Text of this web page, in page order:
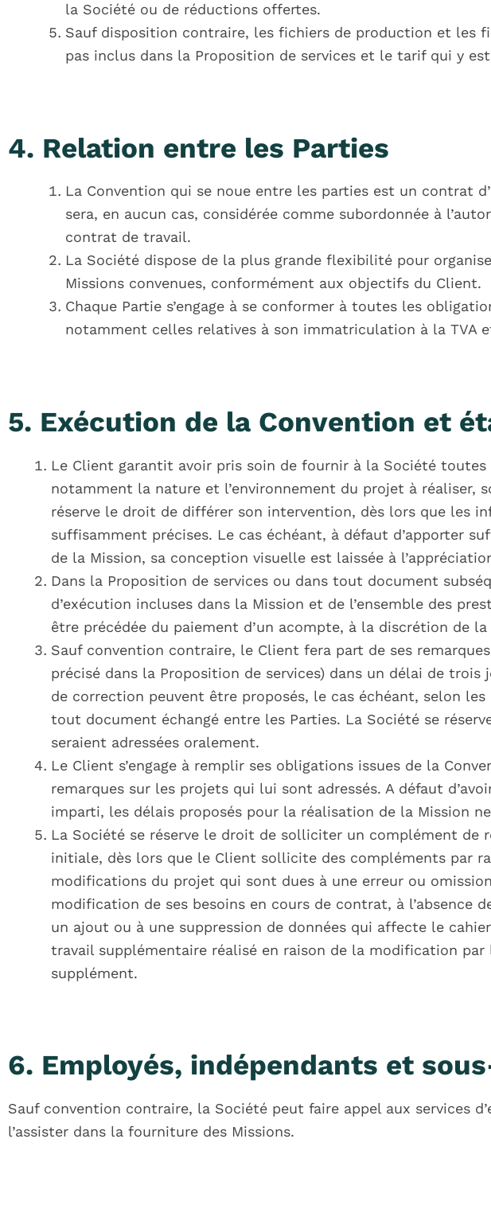
la Société ou de réductions offertes.
Sauf disposition contraire, les fichiers de production et les
pas inclus dans la Proposition de services et le tarif qui y
4. Relation entre les Parties
La Convention qui se noue entre les parties est un contrat
sera, en aucun cas, considérée comme subordonnée à
contrat de travail.
La Société dispose de la plus grande flexibilité pour
Missions convenues, conformément aux objectifs du Client.
Chaque Partie s’engage à se conformer à toutes les
notamment celles relatives à son immatriculation à la TVA
5. Exécution de la Convention et
Le Client garantit avoir pris soin de fournir à la Société
notamment la nature et l’environnement du projet à réaliser,
réserve le droit de différer son intervention, dès lors que les
suffisamment précises. Le cas échéant, à défaut d’apporter
de la Mission, sa conception visuelle est laissée à
Dans la Proposition de services ou dans tout document
d’exécution incluses dans la Mission et de l’ensemble des
être précédée du paiement d’un acompte, à la discrétion de la
Sauf convention contraire, le Client fera part de ses
précisé dans la Proposition de services) dans un délai de
de correction peuvent être proposés, le cas échéant, selon
tout document échangé entre les Parties. La Société se
seraient adressées oralement.
Le Client s’engage à remplir ses obligations issues de la
remarques sur les projets qui lui sont adressés. A défaut
imparti, les délais proposés pour la réalisation de la Mission
La Société se réserve le droit de solliciter un complément de
initiale, dès lors que le Client sollicite des compléments par
modifications du projet qui sont dues à une erreur ou
modification de ses besoins en cours de contrat, à l’absence
un ajout ou à une suppression de données qui affecte le
travail supplémentaire réalisé en raison de la modification
supplément.
6. Employés, indépendants et
Sauf convention contraire, la Société peut faire appel aux services
l’assister dans la fourniture des Missions.